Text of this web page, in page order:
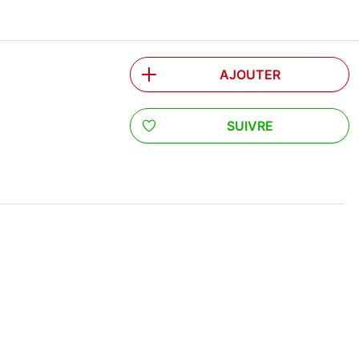
AJOUTER
SUIVRE